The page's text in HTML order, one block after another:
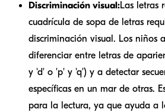
Discriminación visual:Las letras
cuadrícula de sopa de letras
discriminación visual. Los niños
diferenciar entre letras de
y 'd' o 'p' y 'q') y a detectar
específicas en un mar de otras.
para la lectura, ya que ayuda a